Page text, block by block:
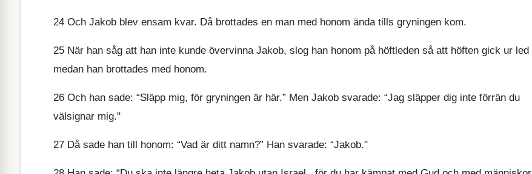
24 Och Jakob blev ensam kvar. Då brottades en man med honom ända tills gryningen kom.
25 När han såg att han inte kunde övervinna Jakob, slog han honom på höftleden så att höften gick ur led
medan han brottades med honom.
26 Och han sade: “Släpp mig, för gryningen är här.” Men Jakob svarade: “Jag släpper dig inte förrän du
välsignar mig."
27 Då sade han till honom: “Vad är ditt namn?” Han svarade: “Jakob."